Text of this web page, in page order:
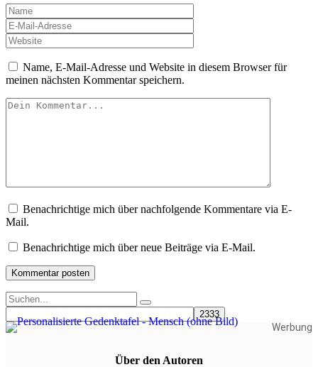
Name, E-Mail-Adresse und Website in diesem Browser für
meinen nächsten Kommentar speichern.
Benachrichtige mich über nachfolgende Kommentare via E-
Mail.
Benachrichtige mich über neue Beiträge via E-Mail.
Werbung
Über den Autoren